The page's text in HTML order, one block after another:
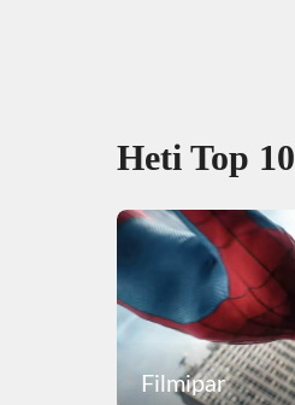
Heti Top 10
Filmipar